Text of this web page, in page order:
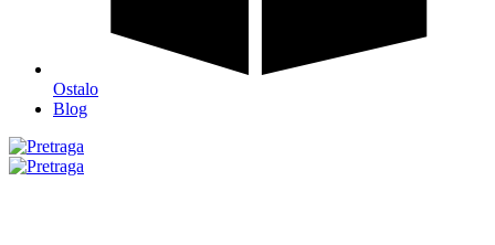
Ostalo
Blog